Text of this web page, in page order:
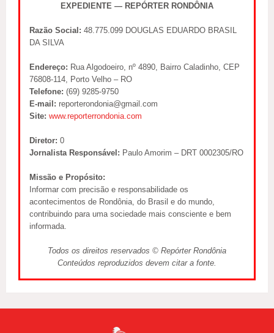
EXPEDIENTE — REPÓRTER RONDÔNIA
Razão Social: 48.775.099 DOUGLAS EDUARDO BRASIL
DA SILVA
Endereço: Rua Algodoeiro, nº 4890, Bairro Caladinho, CEP
76808-114, Porto Velho – RO
Telefone: (69) 9285-9750
E-mail: reporterondonia@gmail.com
Site: www.reporterrondonia.com
Diretor: 0
Jornalista Responsável: Paulo Amorim – DRT 0002305/RO
Missão e Propósito:
Informar com precisão e responsabilidade os
acontecimentos de Rondônia, do Brasil e do mundo,
contribuindo para uma sociedade mais consciente e bem
informada.
Todos os direitos reservados © Repórter Rondônia
Conteúdos reproduzidos devem citar a fonte.